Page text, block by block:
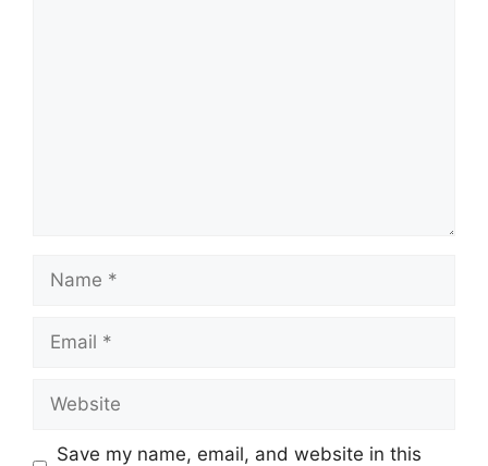
Save my name, email, and website in this